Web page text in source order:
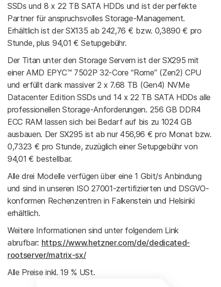
SSDs und 8 x 22 TB SATA HDDs und ist der perfekte
Partner für anspruchsvolles Storage-Management.
Erhältlich ist der SX135 ab 242,76 € bzw. 0,3890 € pro
Stunde, plus 94,01 € Setupgebühr.
Der Titan unter den Storage Servern ist der SX295 mit
einer AMD EPYC™ 7502P 32-Core “Rome” (Zen2) CPU
und erfüllt dank massiver 2 x 7.68 TB (Gen4) NVMe
Datacenter Edition SSDs und 14 x 22 TB SATA HDDs alle
professionellen Storage-Anforderungen. 256 GB DDR4
ECC RAM lassen sich bei Bedarf auf bis zu 1024 GB
ausbauen. Der SX295 ist ab nur 456,96 € pro Monat bzw.
0,7323 € pro Stunde, zuzüglich einer Setupgebühr von
94,01 € bestellbar.
Alle drei Modelle verfügen über eine 1 Gbit/s Anbindung
und sind in unseren ISO 27001-zertifizierten und DSGVO-
konformen Rechenzentren in Falkenstein und Helsinki
erhältlich.
Weitere Informationen sind unter folgendem Link
abrufbar: https://www.hetzner.com/de/dedicated-
rootserver/matrix-sx/
Alle Preise inkl. 19 % USt.